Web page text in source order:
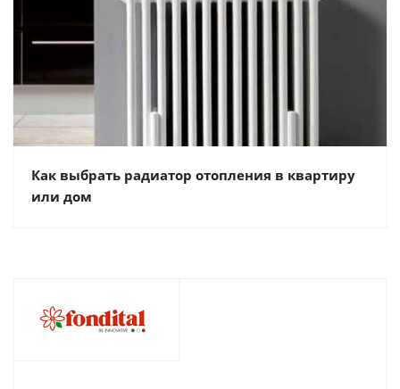
Как выбрать радиатор отопления в квартиру
или дом